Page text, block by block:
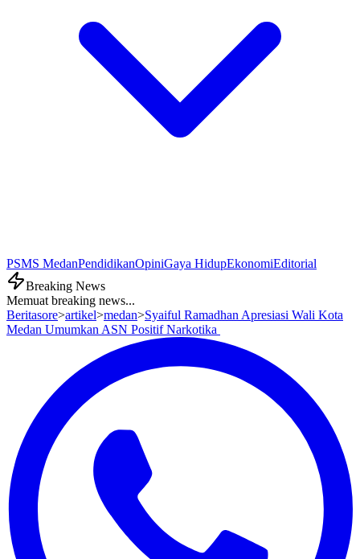
PSMS MedanPendidikanOpiniGaya HidupEkonomiEditorial
Breaking News
Memuat breaking news...
Beritasore>artikel>medan>‎Syaiful Ramadhan Apresiasi Wali Kota
Medan Umumkan ASN Positif Narkotika ‎